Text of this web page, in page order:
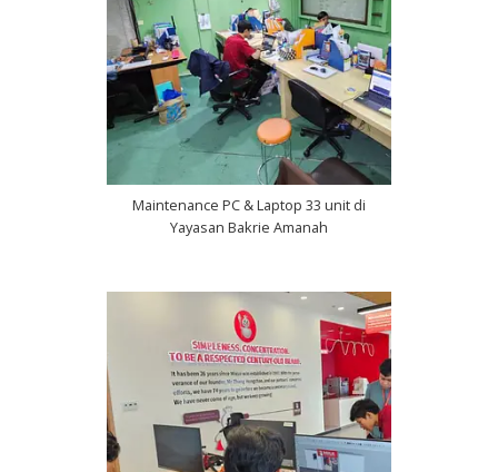
Maintenance PC & Laptop 33 unit di
Yayasan Bakrie Amanah